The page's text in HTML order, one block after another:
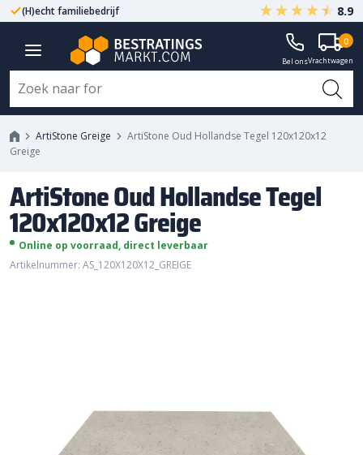
(H)echt familiebedrijf Gegarandeerd A-kwaliteit
8.9
Bel onsVrachtwagen
0
ArtiStone Greige
ArtiStone Oud Hollandse Tegel 120x120x12
Greige
ArtiStone Oud Hollandse Tegel
120x120x12 Greige
Online op voorraad, direct leverbaar
Artikelnummer: AS_120X120X12_GREIGE
ArtiStone Oud Hollandse Tegel
120x120x12 Greige